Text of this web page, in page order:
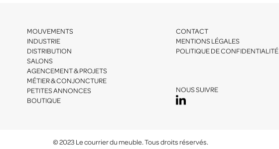
MOUVEMENTS
INDUSTRIE
DISTRIBUTION
SALONS
AGENCEMENT & PROJETS
MÉTIER & CONJONCTURE
PETITES ANNONCES
BOUTIQUE
CONTACT
MENTIONS LÉGALES
POLITIQUE DE CONFIDENTIALITÉ
NOUS SUIVRE
© 2023 Le courrier du meuble. Tous droits réservés.